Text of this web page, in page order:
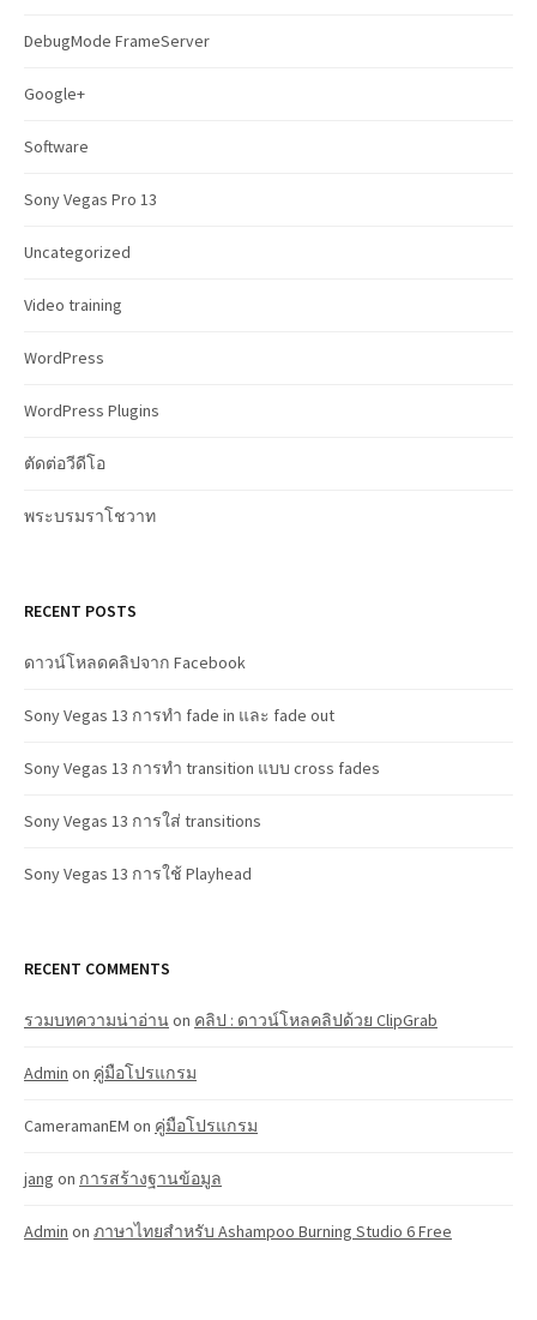
DebugMode FrameServer
Google+
Software
Sony Vegas Pro 13
Uncategorized
Video training
WordPress
WordPress Plugins
ตัดต่อวีดีโอ
พระบรมราโชวาท
RECENT POSTS
ดาวน์โหลดคลิปจาก Facebook
Sony Vegas 13 การทำ fade in และ fade out
Sony Vegas 13 การทำ transition แบบ cross fades
Sony Vegas 13 การใส่ transitions
Sony Vegas 13 การใช้ Playhead
RECENT COMMENTS
รวมบทความน่าอ่านon คลิป : ดาวน์โหลคลิปด้วย ClipGrab
Admin on คู่มือโปรแกรม
CameramanEM on คู่มือโปรแกรม
jang on การสร้างฐานข้อมูล
Admin on ภาษาไทยสำหรับ Ashampoo Burning Studio 6 Free